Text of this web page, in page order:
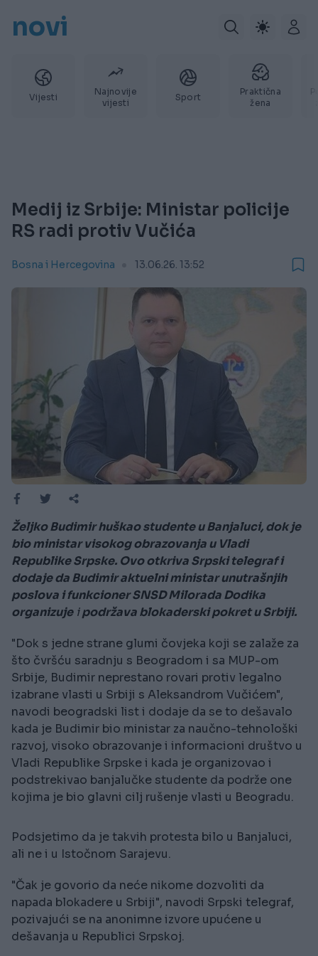
novi
Vijesti
Najnovije
vijesti
Sport
Praktična
žena
Medij iz Srbije: Ministar policije
RS radi protiv Vučića
Bosna i Hercegovina 13.06.26. 13:52
Željko Budimir huškao studente u Banjaluci, dok je
bio ministar visokog obrazovanja u Vladi
Republike Srpske. Ovo otkriva Srpski telegraf i
dodaje da Budimir aktuelni ministar unutrašnjih
poslova i funkcioner SNSD Milorada Dodika
organizuje ipodržava blokaderski pokret u Srbiji.
"Dok s jedne strane glumi čovjeka koji se zalaže za
što čvršću saradnju s Beogradom i sa MUP-om
Srbije, Budimir neprestano rovari protiv legalno
izabrane vlasti u Srbiji s Aleksandrom Vučićem",
navodi beogradski list i dodaje da se to dešavalo
kada je Budimir bio ministar za naučno-tehnološki
razvoj, visoko obrazovanje i informacioni društvo u
Vladi Republike Srpske i kada je organizovao i
podstrekivao banjalučke studente da podrže one
kojima je bio glavni cilj rušenje vlasti u Beogradu.
Podsjetimo da je takvih protesta bilo u Banjaluci,
ali ne i u Istočnom Sarajevu.
"Čak je govorio da neće nikome dozvoliti da
napada blokadere u Srbiji", navodi Srpski telegraf,
pozivajući se na anonimne izvore upućene u
dešavanja u Republici Srpskoj.